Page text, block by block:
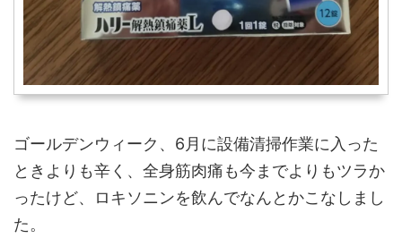
～ ...
ガンして ...
ゴールデンウィーク、6月に設備清掃作業に入った
ときよりも辛く、全身筋肉痛も今までよりもツラか
ったけど、ロキソニンを飲んでなんとかこなしまし
た。